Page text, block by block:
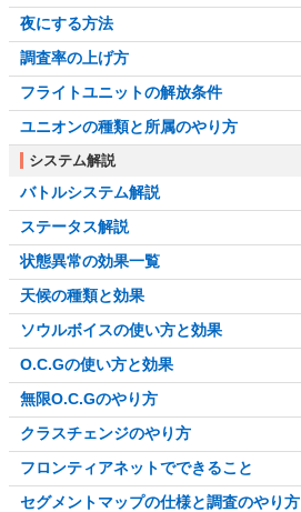
夜にする方法
調査率の上げ方
フライトユニットの解放条件
ユニオンの種類と所属のやり方
システム解説
バトルシステム解説
ステータス解説
状態異常の効果一覧
天候の種類と効果
ソウルボイスの使い方と効果
O.C.Gの使い方と効果
無限O.C.Gのやり方
クラスチェンジのやり方
フロンティアネットでできること
セグメントマップの仕様と調査のやり方